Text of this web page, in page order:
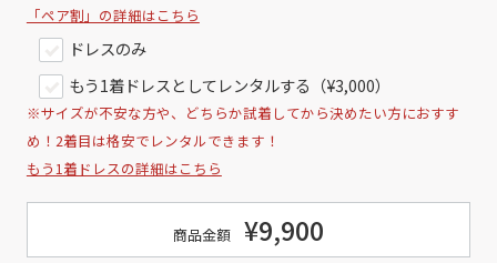
「ペア割」の詳細はこちら
ドレスのみ
もう1着ドレスとしてレンタルする（¥3,000）
※サイズが不安な方や、どちらか試着してから決めたい方におすす
め！2着目は格安でレンタルできます！
もう1着ドレスの詳細はこちら
商品金額 ¥9,900